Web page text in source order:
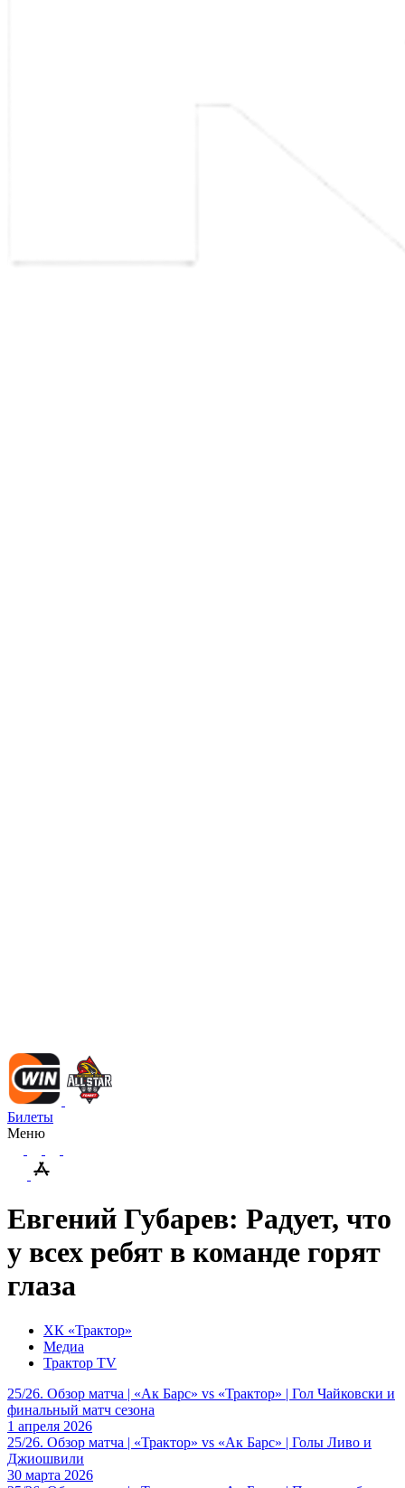
Билеты
Меню
Евгений Губарев: Радует, что
у всех ребят в команде горят
глаза
ХК «Трактор»
Медиа
Трактор TV
25/26. Обзор матча | «Ак Барс» vs «Трактор» | Гол Чайковски и
финальный матч сезона
1 апреля 2026
25/26. Обзор матча | «Трактор» vs «Ак Барс» | Голы Ливо и
Джиошвили
30 марта 2026